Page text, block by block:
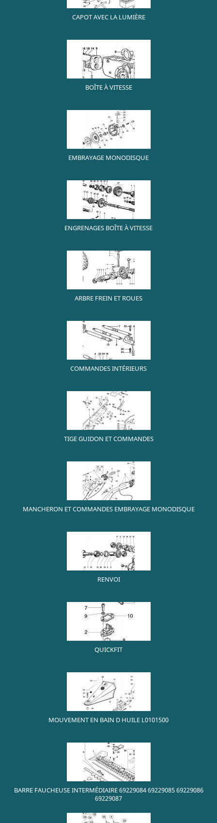
CAPOT AVEC LA LUMIÈRE
BOÎTE À VITESSE
EMBRAYAGE MONODISQUE
ENGRENAGES BOÎTE À VITESSE
ARBRE FREIN ET ROUES
COMMANDES INTÉRIEURS
TIGE GUIDON ET COMMANDES
MANCHERON ET COMMANDES EMBRAYAGE MONODISQUE
RENVOI
QUICKFIT
MOUVEMENT EN BAIN D HUILE L0101500
BARRE FAUCHEUSE INTERMÉDIAIRE 69229084 69229085 69229086
69229087